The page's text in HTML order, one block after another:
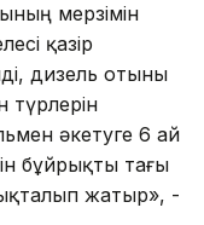
мерзімін
қазір
дизель отыны
түрлерін
әкетуге 6 ай
бұйрықты тағы
жатыр», -